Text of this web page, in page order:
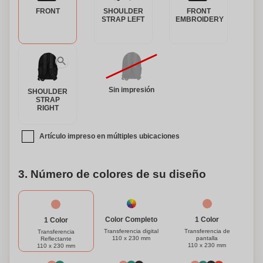
compañero perfecto. Elige la practicidad, el estilo y el toque
personalizado todo en uno. Hazte con la tuya hoy mismo y
FRONT
SHOULDER
STRAP LEFT
FRONT
EMBROIDERY
SHOULDER
STRAP
RIGHT
Sin impresión
Artículo impreso en múltiples ubicaciones
3. Número de colores de su diseño
1 Color
Transferencia
Reflectante
110 x 230 mm
Color Completo
Transferencia digital
110 x 230 mm
1 Color
Transferencia de
pantalla
110 x 230 mm